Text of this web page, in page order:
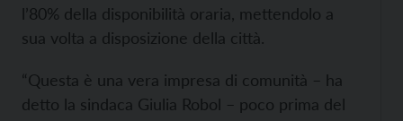
l’80% della disponibilità oraria, mettendolo a
sua volta a disposizione della città.
“Questa è una vera impresa di comunità – ha
detto la sindaca Giulia Robol – poco prima del